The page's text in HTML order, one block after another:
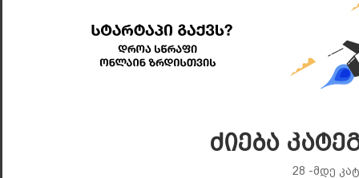
Ძიება
28 -მდე